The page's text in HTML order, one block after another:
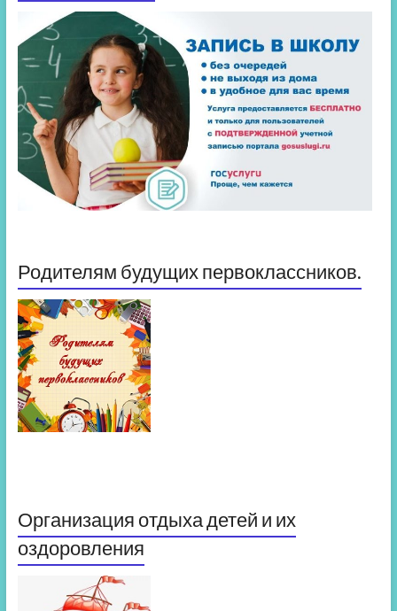
Родителям будущих первоклассников.
Организация отдыха детей и их
оздоровления